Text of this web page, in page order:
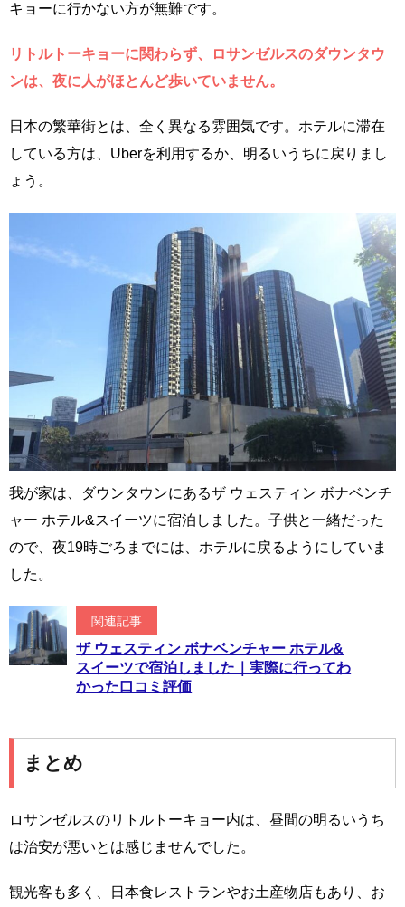
キョーに行かない方が無難です。
リトルトーキョーに関わらず、ロサンゼルスのダウンタウ
ンは、夜に人がほとんど歩いていません。
日本の繁華街とは、全く異なる雰囲気です。ホテルに滞在
している方は、Uberを利用するか、明るいうちに戻りまし
ょう。
我が家は、ダウンタウンにあるザ ウェスティン ボナベンチ
ャー ホテル&スイーツに宿泊しました。子供と一緒だった
ので、夜19時ごろまでには、ホテルに戻るようにしていま
した。
関連記事
ザ ウェスティン ボナベンチャー ホテル&
スイーツで宿泊しました｜実際に行ってわ
かった口コミ評価
まとめ
ロサンゼルスのリトルトーキョー内は、昼間の明るいうち
は治安が悪いとは感じませんでした。
観光客も多く、日本食レストランやお土産物店もあり、お